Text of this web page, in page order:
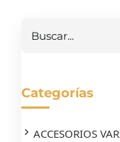
Categorías
ACCESORIOS